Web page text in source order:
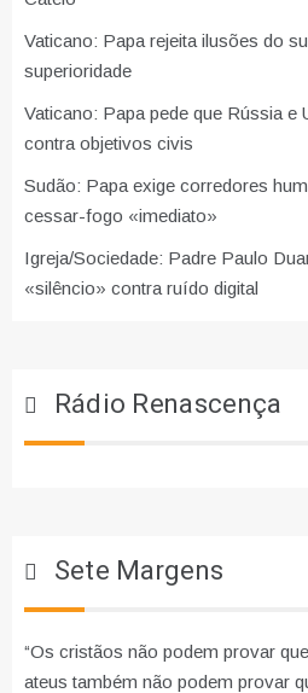
Vaticano: Papa rejeita ilusões do
superioridade
Vaticano: Papa pede que Rússia e
contra objetivos civis
Sudão: Papa exige corredores
cessar-fogo «imediato»
Igreja/Sociedade: Padre Paulo
«silêncio» contra ruído digital
Rádio Renascença
Sete Margens
“Os cristãos não podem provar
ateus também não podem provar